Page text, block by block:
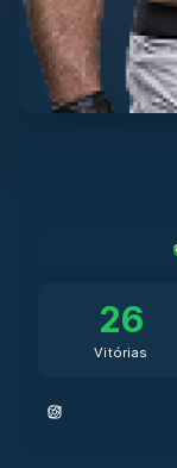
26
Vitórias